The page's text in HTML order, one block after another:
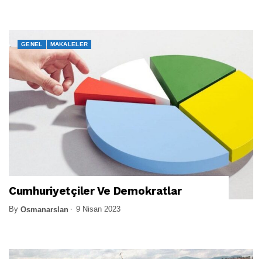
GENEL MAKALELER
Cumhuriyetçiler Ve Demokratlar
By Osmanarslan 9 Nisan 2023